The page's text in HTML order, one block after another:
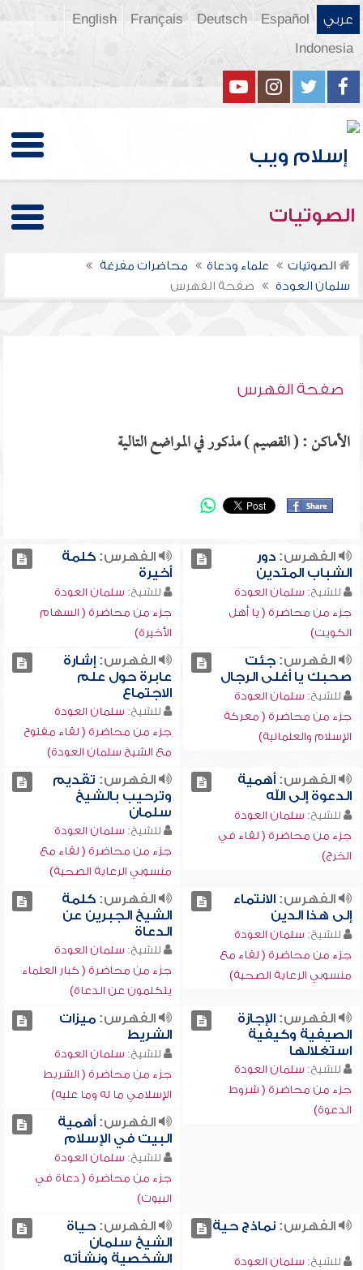
عربي Español
Deutsch
Français
English
Indonesia
الصوتيات
الصوتيات علماء ودعاة
محاضرات مفرغة
سلمان العودة
صفحة الفهرس
صفحة الفهرس
الأماكن : ( القصيم ) مذكور في المواضع التالية
الفهرس:دور
الشباب المتدين
للشيخ: سلمان العودة
جزء من محاضرة ( يا أهل
الكويت)
الفهرس:كلمة
أخيرة
للشيخ: سلمان العودة
جزء من محاضرة ( السهام
الأخيرة)
الفهرس:جئت
صحبك يا أغلى الرجال
للشيخ: سلمان العودة
جزء من محاضرة ( معركة
الإسلام والعلمانية)
الفهرس:إشارة
عابرة حول علم
الاجتماع
للشيخ: سلمان العودة
جزء من محاضرة ( لقاء مفتوح
مع الشيخ سلمان العودة)
الفهرس:أهمية
الدعوة إلى الله
للشيخ: سلمان العودة
جزء من محاضرة ( لقاء في
الخرج)
الفهرس: تقديم
وترحيب بالشيخ
سلمان
للشيخ: سلمان العودة
جزء من محاضرة ( لقاء مع
منسوبي الرعاية الصحية)
الفهرس:الانتماء
إلى هذا الدين
للشيخ: سلمان العودة
جزء من محاضرة ( لقاء مع
منسوبي الرعاية الصحية)
الفهرس:كلمة
الشيخ الجبرين عن
الدعاة
للشيخ: سلمان العودة
جزء من محاضرة ( كبار العلماء
يتكلمون عن الدعاة)
الفهرس:الإجازة
الصيفية وكيفية
استغلالها
للشيخ: سلمان العودة
جزء من محاضرة ( شروط
الدعوة)
الفهرس:ميزات
الشريط
للشيخ: سلمان العودة
جزء من محاضرة ( الشريط
الإسلامي ما له وما عليه)
الفهرس:أهمية
البيت في الإسلام
للشيخ: سلمان العودة
جزء من محاضرة ( دعاة في
البيوت)
الفهرس:نماذج حية
للشيخ: سلمان العودة
الفهرس:حياة
الشيخ سلمان
الشخصية ونشأته